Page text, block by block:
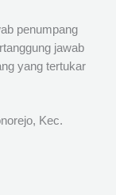
penumpang
jawab
yang tertukar
Kec.